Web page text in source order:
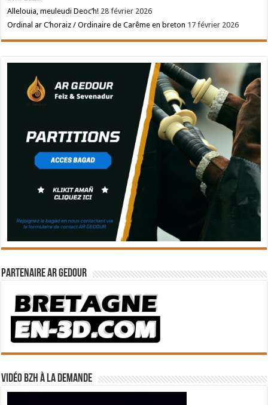
Allelouia, meuleudi Deoc’h! 28 février 2026
Ordinal ar C’horaiz / Ordinaire de Carême en breton 17 février 2026
Partenaire Ar Gedour
Vidéo BZH à la demande